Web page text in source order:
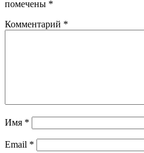
помечены *
Комментарий *
Имя *
Email *